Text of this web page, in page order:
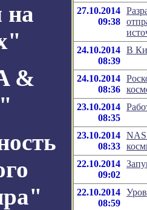
на
&
27.10.2014
09:38
24.10.2014
08:39
В
24.10.2014
08:36
23.10.2014
08:35
23.10.2014
08:33
22.10.2014
09:02
22.10.2014
08:59